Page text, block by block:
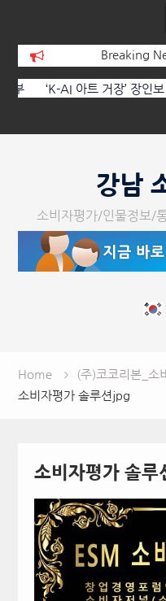
Breaking
‘K-AI 아트 거장’ 장인보
페스티벌’ 성황리에
강남
소비자평가/인물정보/
Home
(주)코코리본_소
소비자평가 솔루션jpg
소비자평가 솔루